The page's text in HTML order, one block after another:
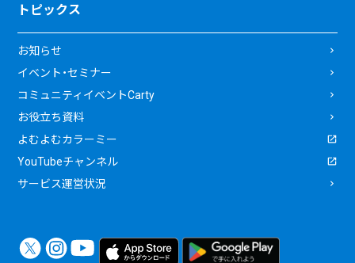
トピックス
お知らせ
イベント・セミナー
コミュニティイベントCarty
お役立ち資料
よむよむカラーミー
YouTubeチャンネル
サービス運営状況